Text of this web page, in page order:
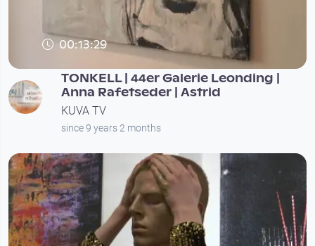
00:13:29
TONKELL | 44er Galerie Leonding |
Anna Rafetseder | Astrid
KUVA TV
since 9 years 2 months